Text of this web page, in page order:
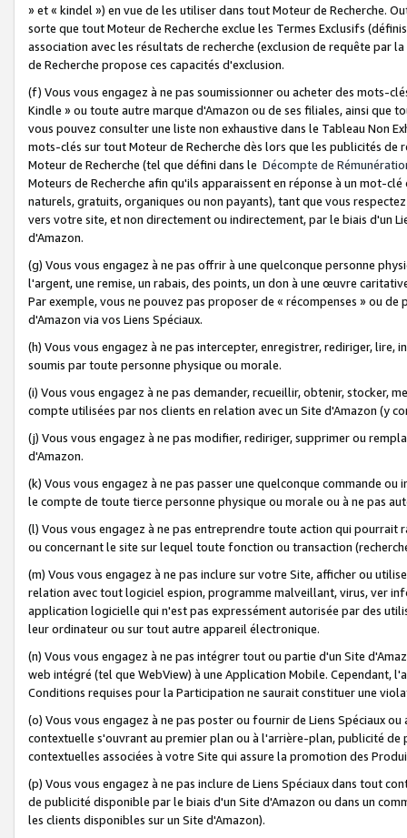
» et « kindel ») en vue de les utiliser dans tout Moteur de Recherche.
sorte que tout Moteur de Recherche exclue les Termes Exclusifs
association avec les résultats de recherche (exclusion de requête
de Recherche propose ces capacités d'exclusion.
(f) Vous vous engagez à ne pas soumissionner ou acheter des mots-
Kindle » ou toute autre marque d'Amazon ou de ses filiales, ainsi que
vous pouvez consulter une liste non exhaustive dans le Tableau Non
mots-clés sur tout Moteur de Recherche dès lors que les publicités de
Moteur de Recherche (tel que défini dans le Décompte de
Moteurs de Recherche afin qu'ils apparaissent en réponse à un mot-
naturels, gratuits, organiques ou non payants), tant que vous
vers votre site, et non directement ou indirectement, par le biais d'un
d'Amazon.
(g) Vous vous engagez à ne pas offrir à une quelconque personne
l'argent, une remise, un rabais, des points, un don à une œuvre
Par exemple, vous ne pouvez pas proposer de « récompenses » ou
d'Amazon via vos Liens Spéciaux.
(h) Vous vous engagez à ne pas intercepter, enregistrer, rediriger,
soumis par toute personne physique ou morale.
(i) Vous vous engagez à ne pas demander, recueillir, obtenir, stocker,
compte utilisées par nos clients en relation avec un Site d'Amazon (y
(j) Vous vous engagez à ne pas modifier, rediriger, supprimer ou
d'Amazon.
(k) Vous vous engagez à ne pas passer une quelconque commande
le compte de toute tierce personne physique ou morale ou à ne pas
(l) Vous vous engagez à ne pas entreprendre toute action qui
ou concernant le site sur lequel toute fonction ou transaction
(m) Vous vous engagez à ne pas inclure sur votre Site, afficher ou
relation avec tout logiciel espion, programme malveillant, virus, ver
application logicielle qui n'est pas expressément autorisée par des
leur ordinateur ou sur tout autre appareil électronique.
(n) Vous vous engagez à ne pas intégrer tout ou partie d'un Site
web intégré (tel que WebView) à une Application Mobile. Cependant,
Conditions requises pour la Participation ne saurait constituer une
(o) Vous vous engagez à ne pas poster ou fournir de Liens Spéciaux
contextuelle s'ouvrant au premier plan ou à l'arrière-plan, publicité
contextuelles associées à votre Site qui assure la promotion des
(p) Vous vous engagez à ne pas inclure de Liens Spéciaux dans tout
de publicité disponible par le biais d'un Site d'Amazon ou dans un
les clients disponibles sur un Site d'Amazon).